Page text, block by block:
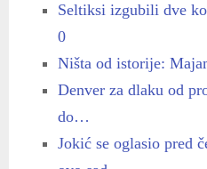
Seltiksi izgubili dve
0
Ništa od istorije:
Denver za dlaku od
do…
Jokić se oglasio pred